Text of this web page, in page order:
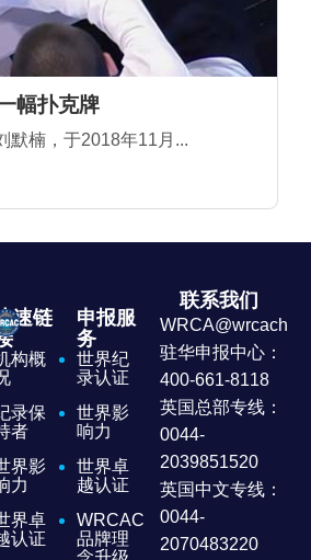
幅扑克牌
默楠，于2018年11月...
速链
构概
录保
者
界影
力
界卓
认证
申报服
务
世界纪
录认证
世界影
响力
世界卓
越认证
WRCAC
品牌理
联系我们
驻华申报中心：
400-661-8118
英国总部专线：
0044-
2039851520
英国中文专线：
0044-
2070483220